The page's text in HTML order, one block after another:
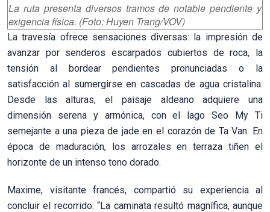
La ruta presenta diversos tramos de notable pendiente y
exigencia física. (Foto: Huyen Trang/VOV)
La travesía ofrece sensaciones diversas: la impresión de
avanzar por senderos escarpados cubiertos de roca, la
tensión al bordear pendientes pronunciadas o la
satisfacción al sumergirse en cascadas de agua cristalina.
Desde las alturas, el paisaje aldeano adquiere una
dimensión serena y armónica, con el lago Seo My Ti
semejante a una pieza de jade en el corazón de Ta Van. En
época de maduración, los arrozales en terraza tiñen el
horizonte de un intenso tono dorado.
Maxime, visitante francés, compartió su experiencia al
concluir el recorrido: “La caminata resultó magnífica, aunque